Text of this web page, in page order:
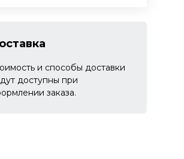
и способы доставки
доступны при
заказа.